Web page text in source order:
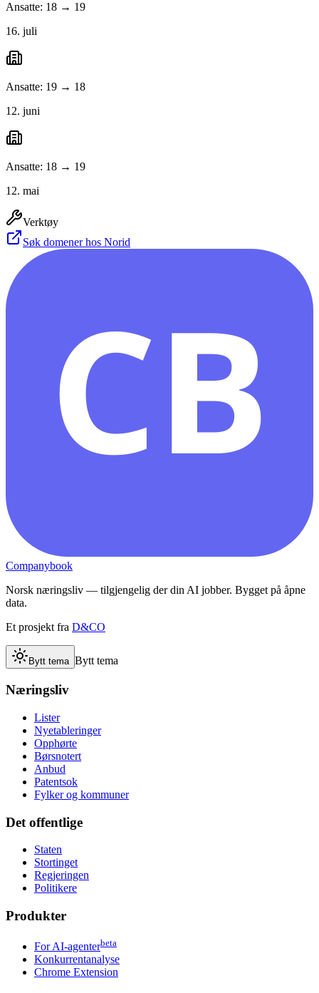
Ansatte: 18 → 19
16. juli
Ansatte: 19 → 18
12. juni
Ansatte: 18 → 19
12. mai
Verktøy
Søk domener hos Norid
CB
Companybook
Norsk næringsliv — tilgjengelig der din AI jobber. Bygget på åpne
data.
Et prosjekt fra D&CO
Bytt tema Bytt tema
Næringsliv
Lister
Nyetableringer
Opphørte
Børsnotert
Anbud
Patentsok
Fylker og kommuner
Det offentlige
Staten
Stortinget
Regjeringen
Politikere
Produkter
For AI-agenterbeta
Konkurrentanalyse
Chrome Extension